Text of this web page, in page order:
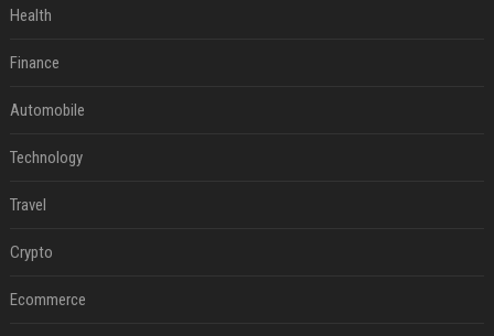
Health
Finance
Automobile
Technology
Travel
Crypto
Ecommerce